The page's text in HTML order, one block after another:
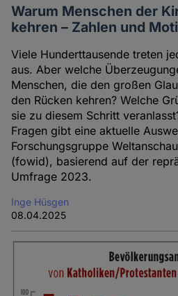
Warum Menschen der
kehren – Zahlen und
Viele Hunderttausende treten
aus. Aber welche
Menschen, die den großen
den Rücken kehren? Welche
sie zu diesem Schritt
Fragen gibt eine aktuelle
Forschungsgruppe
(fowid), basierend auf der
Umfrage 2023.
Inge Hüsgen
08.04.2025